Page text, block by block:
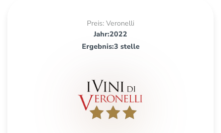
Preis: Veronelli
Jahr:2022
Ergebnis:3 stelle